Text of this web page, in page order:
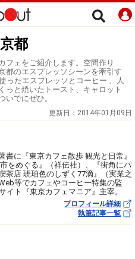
都
フェをご紹介します。空間作り
都のエスプレッソシーンを牽引す
ったエスプレッソとコーヒー 、人
っと焼いたトースト、キャロット
いでにぜひ。
更新日： 2014年01月09日
書に『東京カフェ散歩 観光と日常』
をめぐる』（祥伝社）、『街角にパ
茶店 琥珀色のしずく77滴』（実業之
等でカフェやコーヒー特集の監
イト『東京カフェマニア』主宰。
プロフィール詳細
執筆記事一覧